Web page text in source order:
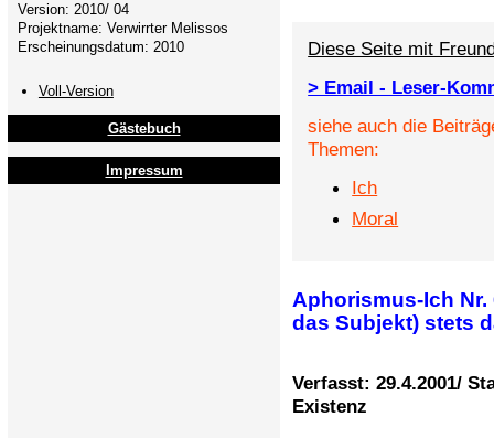
Version: 2010/ 04
Projektname: Verwirrter Melissos
Erscheinungsdatum: 2010
Voll-Version
Gästebuch
Impressum
Diese Seite mit
> Email - Leser-
siehe auch die
Themen:
Ich
Moral
Aphorismus-Ich
das Subjekt) stets
Verfasst: 29.4.2001/
Existenz